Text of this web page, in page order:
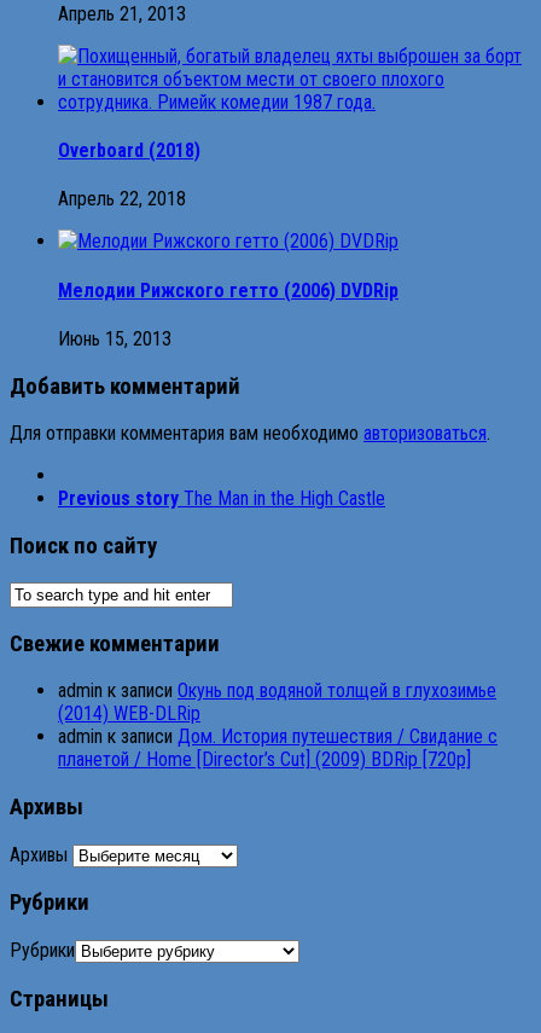
Апрель 21, 2013
Overboard (2018)
Апрель 22, 2018
Мелодии Рижского гетто (2006) DVDRip
Июнь 15, 2013
Добавить комментарий
Для отправки комментария вам необходимо авторизоваться.
Previous story The Man in the High Castle
Поиск по сайту
Свежие комментарии
admin к записи Окунь под водяной толщей в глухозимье
(2014) WEB-DLRip
admin к записи Дом. История путешествия / Свидание с
планетой / Home [Director’s Cut] (2009) BDRip [720p]
Архивы
Архивы
Рубрики
Рубрики
Страницы